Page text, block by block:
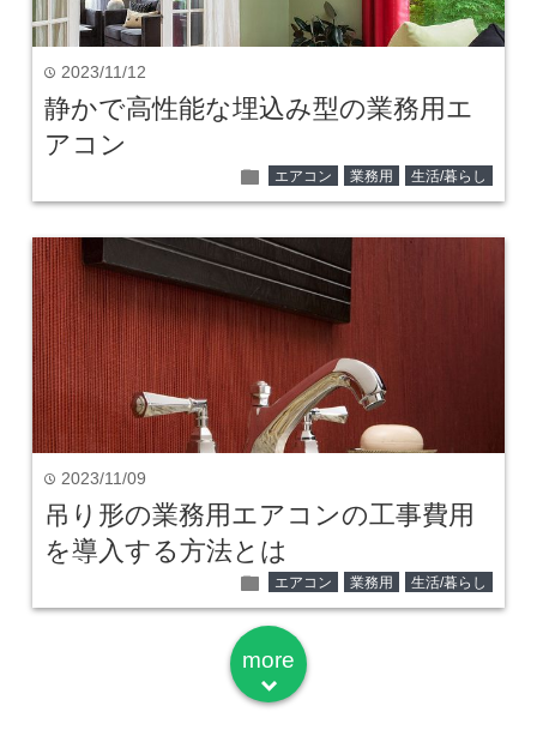
time 2023/11/12
静かで高性能な埋込み型の業務用エ
アコン
folder エアコン 業務用 生活/暮らし
time 2023/11/09
吊り形の業務用エアコンの工事費用
を導入する方法とは
folder エアコン 業務用 生活/暮らし
more
down